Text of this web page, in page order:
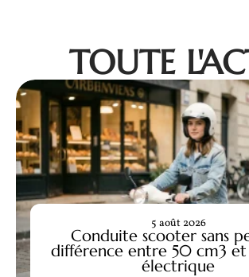
TOUTE
Conduite scooter sans
différence entre 50 cm3
électrique
5 août 2026